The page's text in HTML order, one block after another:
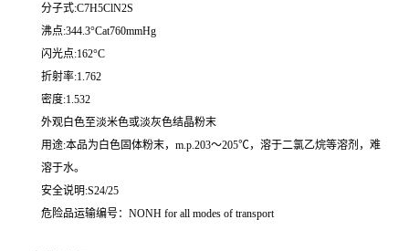
分子式:C7H5ClN2S
沸点:344.3°Cat760mmHg
闪光点:162°C
折射率:1.762
密度:1.532
外观白色至淡米色或淡灰色结晶粉末
用途:本品为白色固体粉末，m.p.203～205℃，溶于二氯乙烷等溶剂，难
溶于水。
安全说明:S24/25
危险品运输编号：NONH for all modes of transport